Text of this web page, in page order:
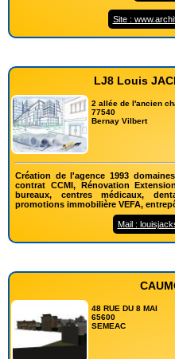
Site :
LJ8 Louis
2 allée de l'ancien
77540
Bernay Vilbert
Création de l'agence 1993
contrat CCMI, Rénovation
bureaux, centres médicaux,
promotions immobilière VEFA,
Mail :
48 RUE DU 8 MAI
65600
SEMEAC